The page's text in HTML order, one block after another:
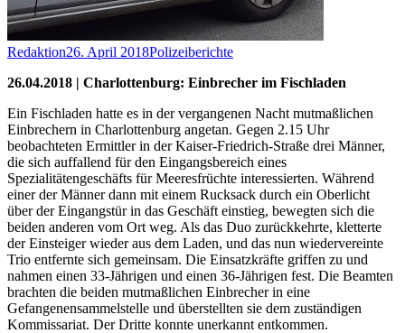
Redaktion26. April 2018Polizeiberichte
26.04.2018 | Charlottenburg: Einbrecher im Fischladen
Ein Fischladen hatte es in der vergangenen Nacht mutmaßlichen
Einbrechern in Charlottenburg angetan. Gegen 2.15 Uhr
beobachteten Ermittler in der Kaiser-Friedrich-Straße drei Männer,
die sich auffallend für den Eingangsbereich eines
Spezialitätengeschäfts für Meeresfrüchte interessierten. Während
einer der Männer dann mit einem Rucksack durch ein Oberlicht
über der Eingangstür in das Geschäft einstieg, bewegten sich die
beiden anderen vom Ort weg. Als das Duo zurückkehrte, kletterte
der Einsteiger wieder aus dem Laden, und das nun wiedervereinte
Trio entfernte sich gemeinsam. Die Einsatzkräfte griffen zu und
nahmen einen 33-Jährigen und einen 36-Jährigen fest. Die Beamten
brachten die beiden mutmaßlichen Einbrecher in eine
Gefangenensammelstelle und überstellten sie dem zuständigen
Kommissariat. Der Dritte konnte unerkannt entkommen.